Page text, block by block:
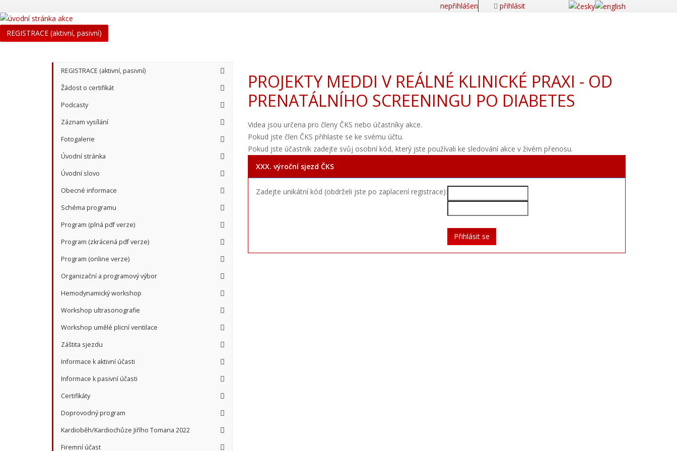
nepřihlášen přihlásit
REGISTRACE (aktivní, pasivní)
REGISTRACE (aktivní, pasivní)
Žádost o certifikát
Podcasty
Záznam vysílání
Fotogalerie
Úvodní stránka
Úvodní slovo
Obecné informace
Schéma programu
Program (plná pdf verze)
Program (zkrácená pdf verze)
Program (online verze)
Organizační a programový výbor
Hemodynamický workshop
Workshop ultrasonografie
Workshop umělé plicní ventilace
Záštita sjezdu
Informace k aktivní účasti
Informace k pasivní účasti
Certifikáty
Doprovodný program
Kardioběh/Kardiochůze Jiřího Tomana 2022
Firemní účast
PROJEKTY MEDDI V REÁLNÉ KLINICKÉ PRAXI - OD
PRENATÁLNÍHO SCREENINGU PO DIABETES
Videa jsou určena pro členy ČKS nebo účastníky akce.
Pokud jste člen ČKS přihlaste se ke svému účtu.
Pokud jste účastník zadejte svůj osobní kód, který jste používali ke sledování akce v živém přenosu.
XXX. výroční sjezd ČKS
Zadejte unikátní kód (obdrželi jste po zaplacení registrace):